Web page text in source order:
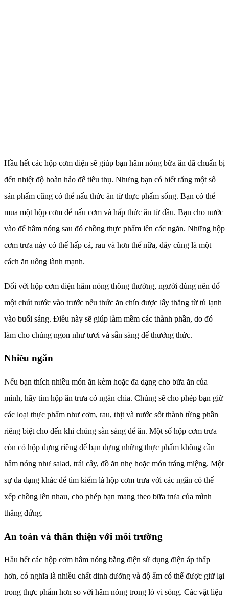
Hầu hết các hộp cơm điện sẽ giúp bạn hâm nóng bữa ăn đã chuẩn bị
đến nhiệt độ hoàn hảo để tiêu thụ. Nhưng bạn có biết rằng một số
sản phẩm cũng có thể nấu thức ăn từ thực phẩm sống. Bạn có thể
mua một hộp cơm để nấu cơm và hấp thức ăn từ đầu. Bạn cho nước
vào đế hâm nóng sau đó chồng thực phẩm lên các ngăn. Những hộp
cơm trưa này có thể hấp cá, rau và hơn thế nữa, đây cũng là một
cách ăn uống lành mạnh.
Đối với hộp cơm điện hâm nóng thông thường, người dùng nên đổ
một chút nước vào trước nếu thức ăn chín được lấy thẳng từ tủ lạnh
vào buổi sáng. Điều này sẽ giúp làm mềm các thành phần, do đó
làm cho chúng ngon như tươi và sẵn sàng để thưởng thức.
Nhiều ngăn
Nếu bạn thích nhiều món ăn kèm hoặc đa dạng cho bữa ăn của
mình, hãy tìm hộp ăn trưa có ngăn chia. Chúng sẽ cho phép bạn giữ
các loại thực phẩm như cơm, rau, thịt và nước sốt thành từng phần
riêng biệt cho đến khi chúng sẵn sàng để ăn. Một số hộp cơm trưa
còn có hộp đựng riêng để bạn đựng những thực phẩm không cần
hâm nóng như salad, trái cây, đồ ăn nhẹ hoặc món tráng miệng. Một
sự đa dạng khác để tìm kiếm là hộp cơm trưa với các ngăn có thể
xếp chồng lên nhau, cho phép bạn mang theo bữa trưa của mình
thẳng đứng.
An toàn và thân thiện với môi trường
Hầu hết các hộp cơm hâm nóng bằng điện sử dụng điện áp thấp
hơn, có nghĩa là nhiều chất dinh dưỡng và độ ẩm có thể được giữ lại
trong thực phẩm hơn so với hâm nóng trong lò vi sóng. Các vật liệu